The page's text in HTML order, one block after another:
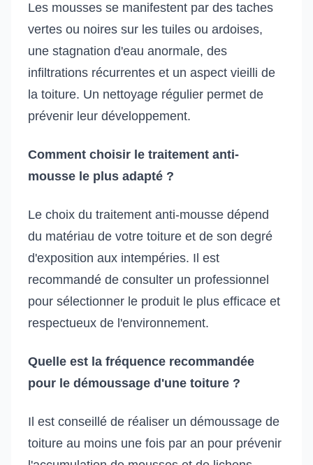
Les mousses se manifestent par des taches
vertes ou noires sur les tuiles ou ardoises,
une stagnation d'eau anormale, des
infiltrations récurrentes et un aspect vieilli de
la toiture. Un nettoyage régulier permet de
prévenir leur développement.
Comment choisir le traitement anti-
mousse le plus adapté ?
Le choix du traitement anti-mousse dépend
du matériau de votre toiture et de son degré
d'exposition aux intempéries. Il est
recommandé de consulter un professionnel
pour sélectionner le produit le plus efficace et
respectueux de l'environnement.
Quelle est la fréquence recommandée
pour le démoussage d'une toiture ?
Il est conseillé de réaliser un démoussage de
toiture au moins une fois par an pour prévenir